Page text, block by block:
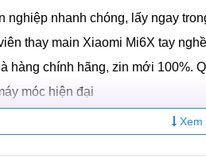
nghiệp nhanh chóng, lấy ngay
thay main Xiaomi Mi6X tay
hàng chính hãng, zin mới 100%.
móc hiện đại
Xem